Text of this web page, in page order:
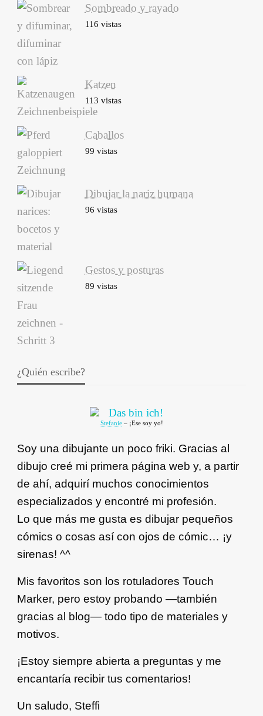
Sombreado y rayado
116 vistas
Katzen
113 vistas
Caballos
99 vistas
Dibujar la nariz humana
96 vistas
Gestos y posturas
89 vistas
¿Quién escribe?
Stefanie– ¡Ese soy yo!
Soy una dibujante un poco friki. Gracias al
dibujo creé mi primera página web y, a partir
de ahí, adquirí muchos conocimientos
especializados y encontré mi profesión.
Lo que más me gusta es dibujar pequeños
cómics o cosas así con ojos de cómic… ¡y
sirenas! ^^
Mis favoritos son los rotuladores Touch
Marker, pero estoy probando —también
gracias al blog— todo tipo de materiales y
motivos.
¡Estoy siempre abierta a preguntas y me
encantaría recibir tus comentarios!
Un saludo, Steffi